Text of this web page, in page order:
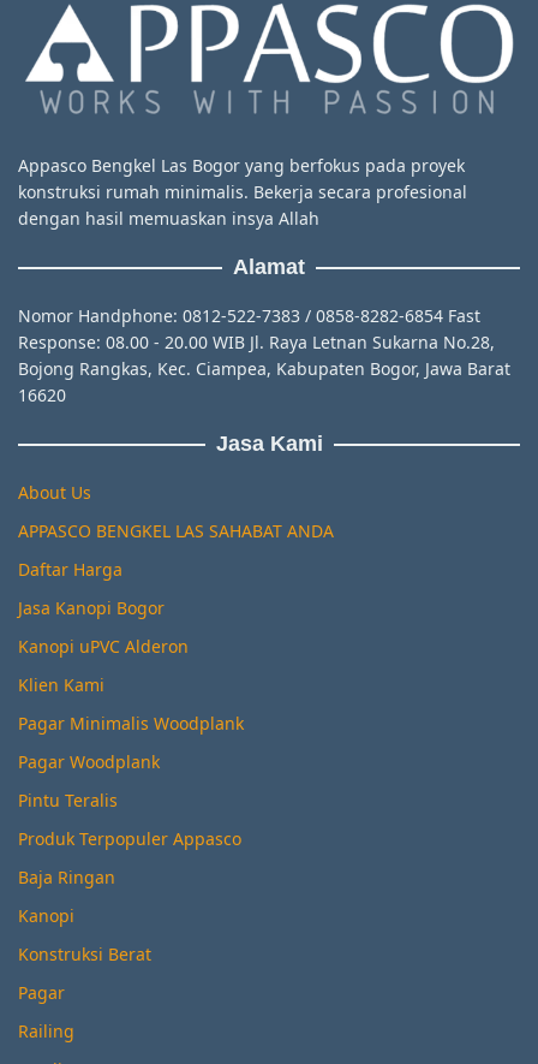
Appasco Bengkel Las Bogor yang berfokus pada proyek
konstruksi rumah minimalis. Bekerja secara profesional
dengan hasil memuaskan insya Allah
Alamat
Nomor Handphone: 0812-522-7383 / 0858-8282-6854 Fast
Response: 08.00 - 20.00 WIB Jl. Raya Letnan Sukarna No.28,
Bojong Rangkas, Kec. Ciampea, Kabupaten Bogor, Jawa Barat
16620
Jasa Kami
About Us
APPASCO BENGKEL LAS SAHABAT ANDA
Daftar Harga
Jasa Kanopi Bogor
Kanopi uPVC Alderon
Klien Kami
Pagar Minimalis Woodplank
Pagar Woodplank
Pintu Teralis
Produk Terpopuler Appasco
Baja Ringan
Kanopi
Konstruksi Berat
Pagar
Railing